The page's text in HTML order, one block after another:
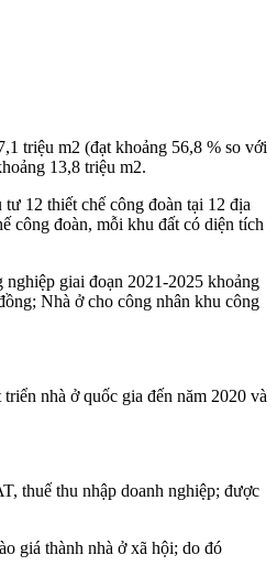
triệu m2 (đạt khoảng 56,8 % so với
13,8 triệu m2.
12 thiết chế công đoàn tại 12 địa
công đoàn, mỗi khu đất có diện tích
giai đoạn 2021-2025 khoảng
Nhà ở cho công nhân khu công
nhà ở quốc gia đến năm 2020 và
thuế thu nhập doanh nghiệp; được
giá thành nhà ở xã hội; do đó